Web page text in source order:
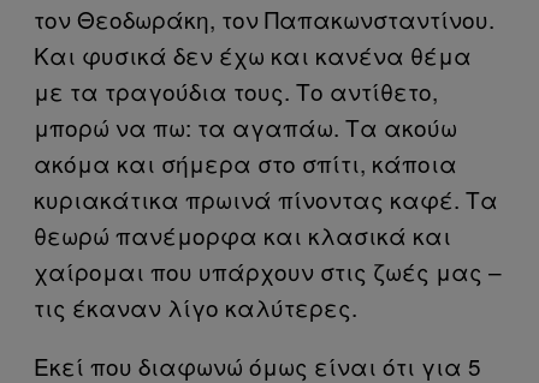
τον Θεοδωράκη, τον Παπακωνσταντίνου.
Και φυσικά δεν έχω και κανένα θέμα
με τα τραγούδια τους. Το αντίθετο,
μπορώ να πω: τα αγαπάω. Τα ακούω
ακόμα και σήμερα στο σπίτι, κάποια
κυριακάτικα πρωινά πίνοντας καφέ. Τα
θεωρώ πανέμορφα και κλασικά και
χαίρομαι που υπάρχουν στις ζωές μας –
τις έκαναν λίγο καλύτερες.
Εκεί που διαφωνώ όμως είναι ότι για 5